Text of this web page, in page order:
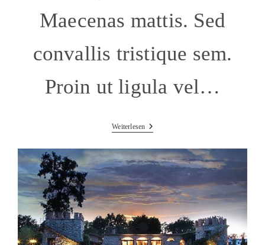
Maecenas mattis. Sed
convallis tristique sem.
Proin ut ligula vel…
WeiterlesenMetus
Auctor